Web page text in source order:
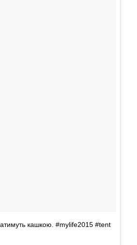
кашкою. #mylife2015 #tent